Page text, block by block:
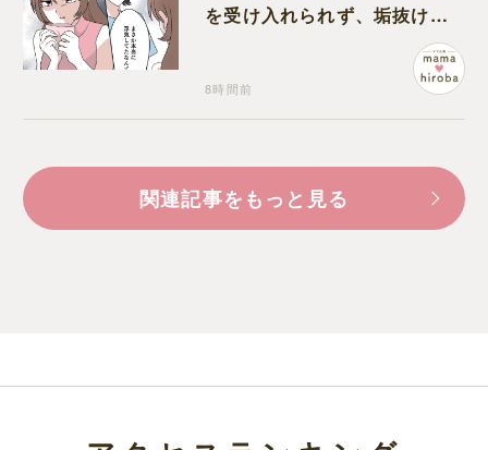
を受け入れられず、垢抜けた
ことが関係しているのかと嘆
8時間前
関連記事をもっと見る